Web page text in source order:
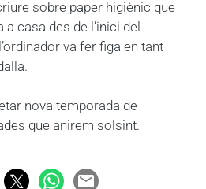
sobre paper higiènic que
casa des de l’inici del
va fer figa en tant
nova temporada de
que anirem solsint.